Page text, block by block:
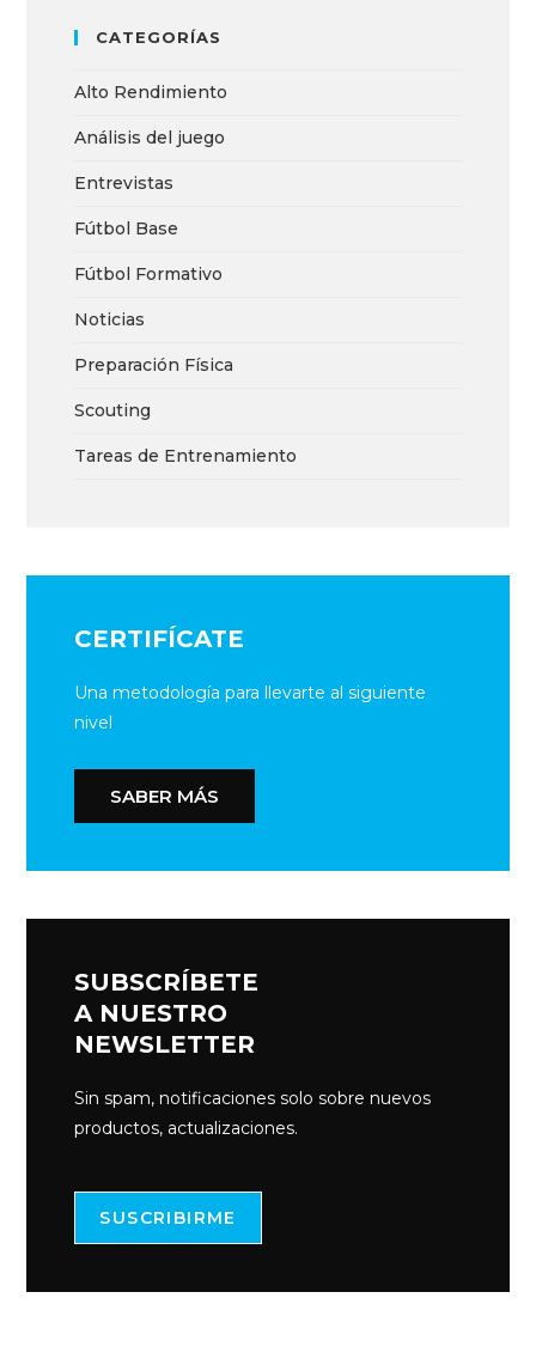
CATEGORÍAS
Alto Rendimiento
Análisis del juego
Entrevistas
Fútbol Base
Fútbol Formativo
Noticias
Preparación Física
Scouting
Tareas de Entrenamiento
CERTIFÍCATE
Una metodología para llevarte al siguiente
nivel
SABER MÁS
SUBSCRÍBETE
A NUESTRO
NEWSLETTER
Sin spam, notificaciones solo sobre nuevos
productos, actualizaciones.
SUSCRIBIRME